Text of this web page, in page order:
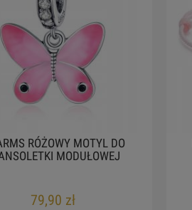
RÓŻOWY MOTYL DO
MODUŁOWEJ
79,90 zł